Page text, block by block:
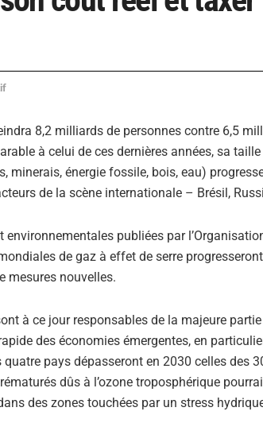
8,2 milliards de personnes contre 6,5
à celui de ces dernières années, sa
minerais, énergie fossile, bois, eau)
de la scène internationale – Brésil,
publiées par
de gaz à effet de serre
mesures nouvelles.
à ce jour responsables de la majeure
des économies émergentes, en
pays dépasseront en 2030 celles des
dûs à l’ozone troposphérique
des zones touchées par un stress